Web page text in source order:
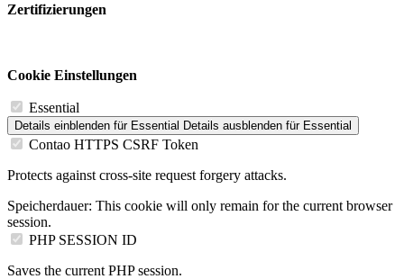
Zertifizierungen
Cookie Einstellungen
Essential
Details einblenden für Essential Details ausblenden für Essential
Contao HTTPS CSRF Token
Protects against cross-site request forgery attacks.
Speicherdauer: This cookie will only remain for the current browser
session.
PHP SESSION ID
Saves the current PHP session.